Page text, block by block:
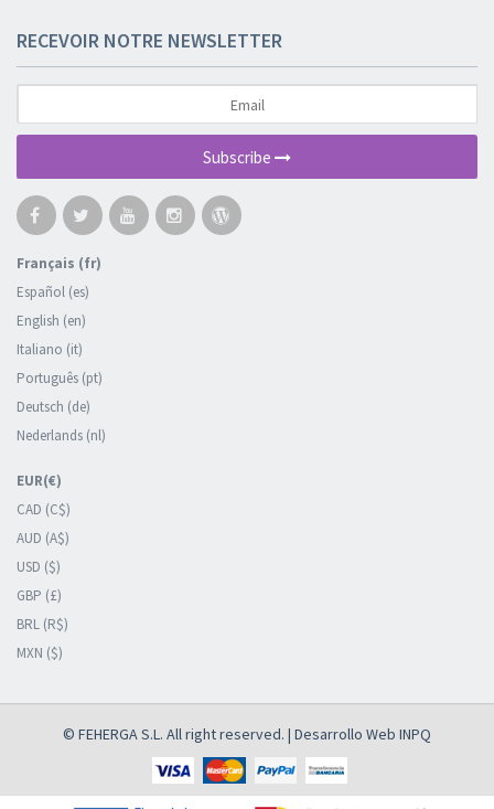
RECEVOIR NOTRE NEWSLETTER
Subscribe
Français (fr)
Español (es)
English (en)
Italiano (it)
Português (pt)
Deutsch (de)
Nederlands (nl)
EUR(€)
CAD (C$)
AUD (A$)
USD ($)
GBP (£)
BRL (R$)
MXN ($)
© FEHERGA S.L. All right reserved. | Desarrollo Web INPQ